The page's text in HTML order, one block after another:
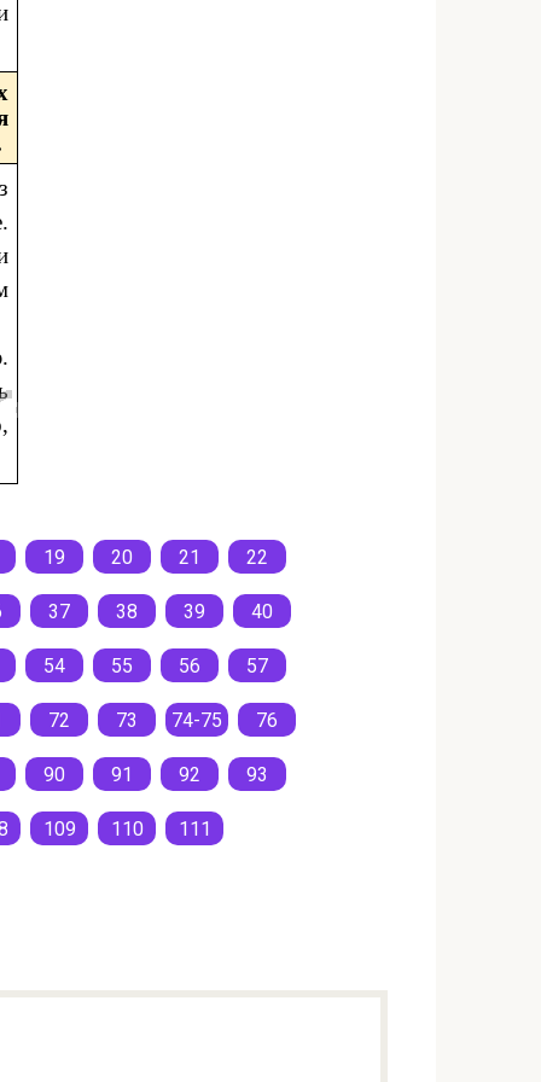
19 20 21 22
37 38 39 40
54 55 56 57
72 73 74-75 76
90 91 92 93
109 110 111